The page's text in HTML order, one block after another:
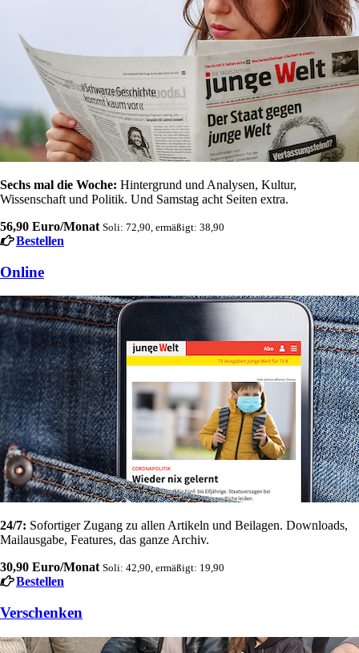
Sechs mal die Woche: Hintergrund und Analysen, Kultur,
Wissenschaft und Politik. Und Samstag acht Seiten extra.
56,90 Euro/Monat Soli: 72,90, ermäßigt: 38,90
Bestellen
Online
24/7: Sofortiger Zugang zu allen Artikeln und Beilagen. Downloads,
Mailausgabe, Features, das ganze Archiv.
30,90 Euro/Monat Soli: 42,90, ermäßigt: 19,90
Bestellen
Verschenken